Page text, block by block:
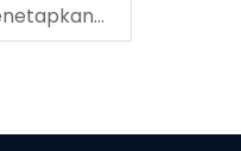
baru